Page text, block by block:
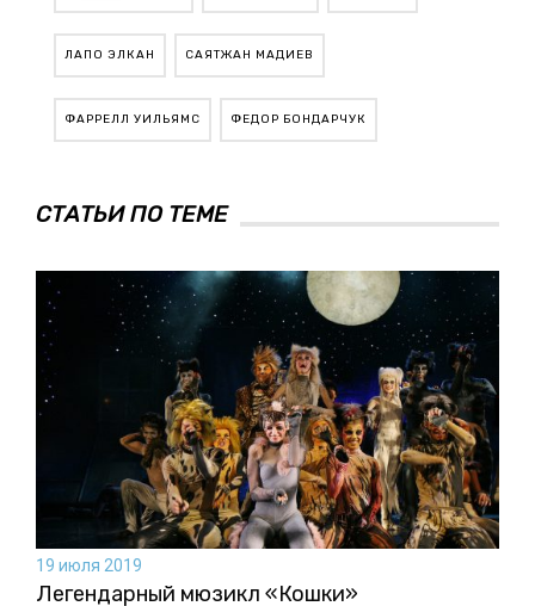
ЛАПО ЭЛКАН САЯТЖАН МАДИЕВ
ФАРРЕЛЛ УИЛЬЯМС ФЕДОР БОНДАРЧУК
СТАТЬИ ПО ТЕМЕ
19 июля 2019
Легендарный мюзикл «Кошки»